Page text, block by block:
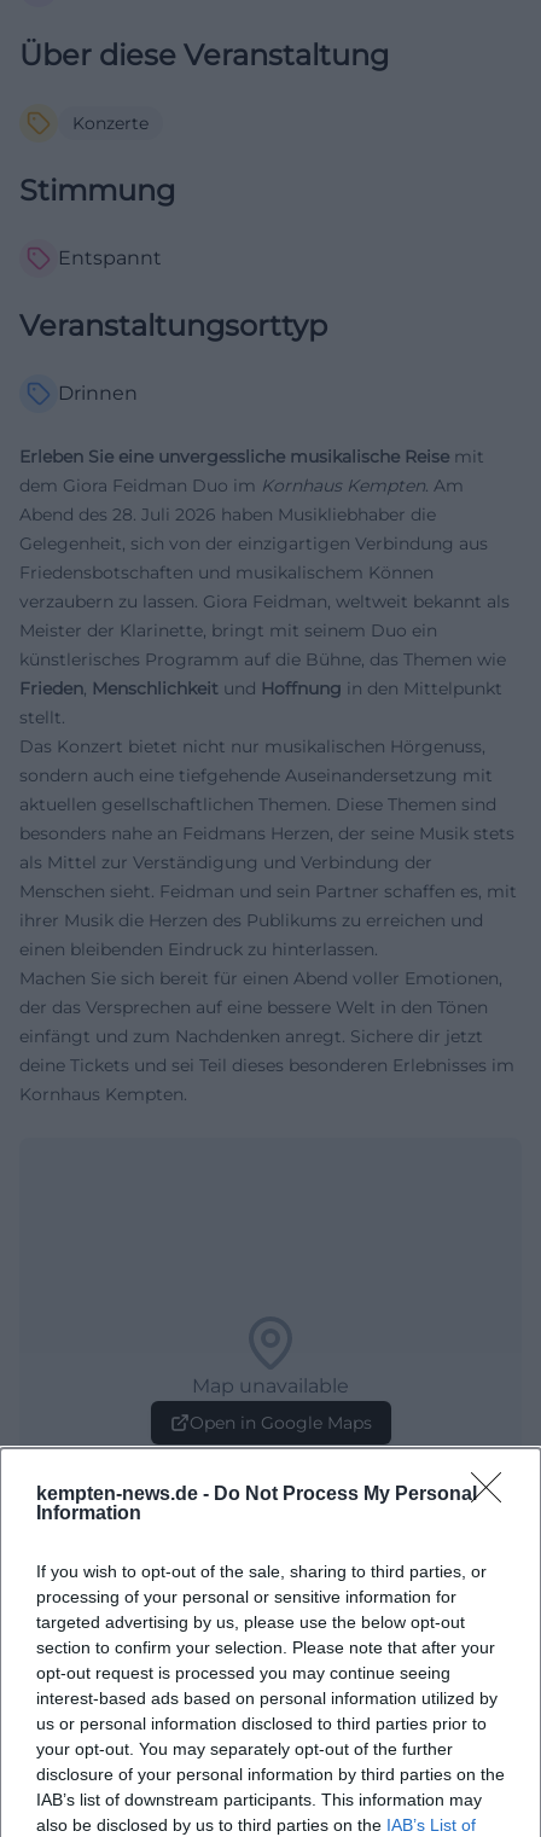
kempten-news.de - Do Not Process My Personal
Information
If you wish to opt-out of the sale, sharing to third parties, or
processing of your personal or sensitive information for
targeted advertising by us, please use the below opt-out
section to confirm your selection. Please note that after your
opt-out request is processed you may continue seeing
interest-based ads based on personal information utilized by
us or personal information disclosed to third parties prior to
your opt-out. You may separately opt-out of the further
disclosure of your personal information by third parties on the
IAB’s list of downstream participants. This information may
also be disclosed by us to third parties on the IAB’s List of
Über diese Veranstaltung
Konzerte
Stimmung
Entspannt
Veranstaltungsorttyp
Drinnen
Erleben Sie eine unvergessliche musikalische Reise mit
dem Giora Feidman Duo im Kornhaus Kempten. Am
Abend des 28. Juli 2026 haben Musikliebhaber die
Gelegenheit, sich von der einzigartigen Verbindung aus
Friedensbotschaften und musikalischem Können
verzaubern zu lassen. Giora Feidman, weltweit bekannt als
Meister der Klarinette, bringt mit seinem Duo ein
künstlerisches Programm auf die Bühne, das Themen wie
Frieden, Menschlichkeit und Hoffnung in den Mittelpunkt
stellt.
Das Konzert bietet nicht nur musikalischen Hörgenuss,
sondern auch eine tiefgehende Auseinandersetzung mit
aktuellen gesellschaftlichen Themen. Diese Themen sind
besonders nahe an Feidmans Herzen, der seine Musik stets
als Mittel zur Verständigung und Verbindung der
Menschen sieht. Feidman und sein Partner schaffen es, mit
ihrer Musik die Herzen des Publikums zu erreichen und
einen bleibenden Eindruck zu hinterlassen.
Machen Sie sich bereit für einen Abend voller Emotionen,
der das Versprechen auf eine bessere Welt in den Tönen
einfängt und zum Nachdenken anregt. Sichere dir jetzt
deine Tickets und sei Teil dieses besonderen Erlebnisses im
Kornhaus Kempten.
Map unavailable
Open in Google Maps
Häufig gestellte Fragen
Wann beginnt das Konzert?
Wo findet die Veranstaltung statt?